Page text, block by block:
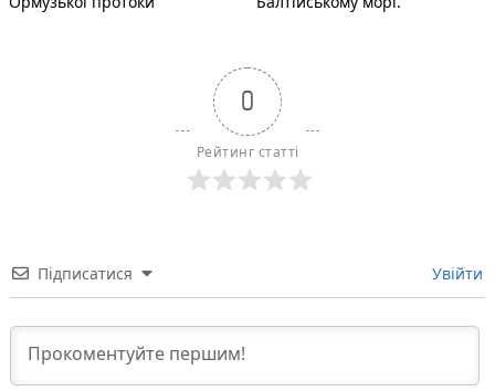
0
Рейтинг статті
Підписатися Увійти